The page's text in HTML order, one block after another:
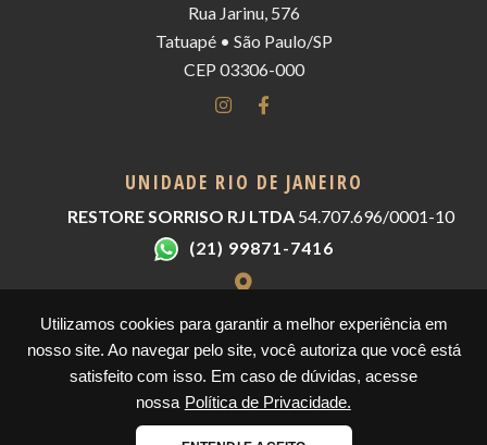
Utilizamos cookies para garantir a melhor experiência em
nosso site. Ao navegar pelo site, você autoriza que você está
satisfeito com isso. Em caso de dúvidas, acesse
nossa Política de Privacidade.
Rua Jarinu, 576
Tatuapé • São Paulo/SP
CEP 03306-000
UNIDADE RIO DE JANEIRO
RESTORE SORRISO RJ LTDA 54.707.696/0001-10
(21) 99871-7416
Av. João Cabral de Mello Neto, 00850
Barra da Tijuca - Blc 3 Sal 308
CEP 22775-057 - Rio De Janeiro/RJ